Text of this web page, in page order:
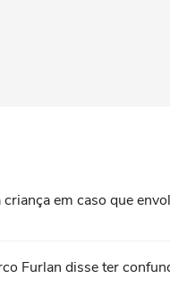
em caso que
Furlan disse ter